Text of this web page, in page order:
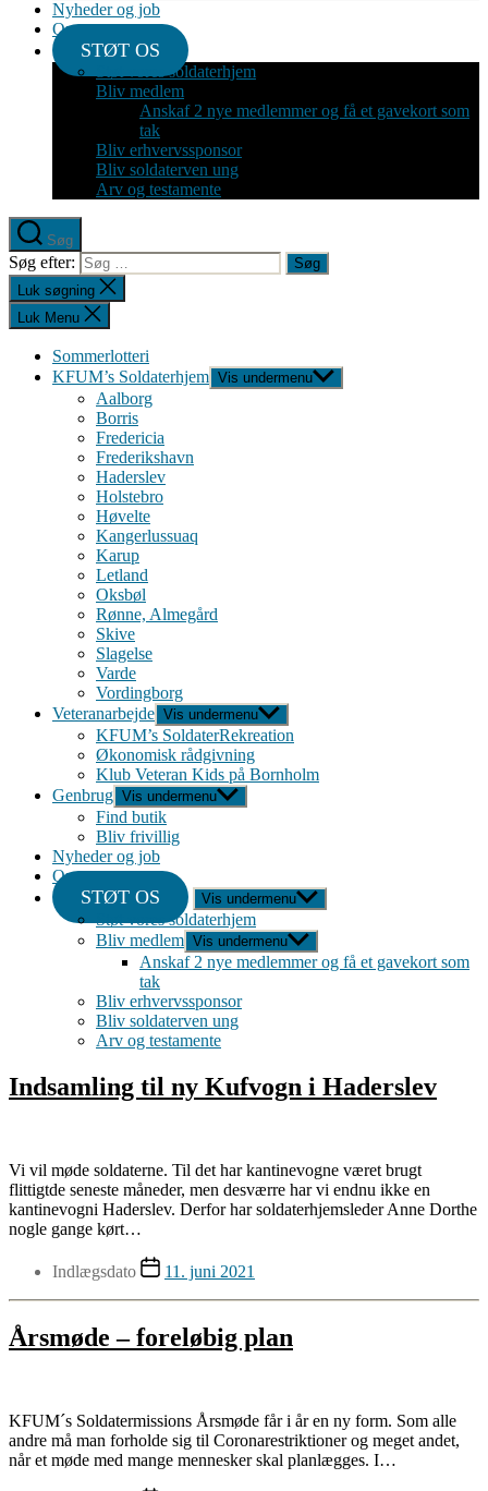
Nyheder og job
Om
STØT OS
Støt vores soldaterhjem
Bliv medlem
Anskaf 2 nye medlemmer og få et gavekort som
tak
Bliv erhvervssponsor
Bliv soldaterven ung
Arv og testamente
Søg
Søg efter:
Luk søgning
Luk Menu
Sommerlotteri
KFUM’s Soldaterhjem Vis undermenu
Aalborg
Borris
Fredericia
Frederikshavn
Haderslev
Holstebro
Høvelte
Kangerlussuaq
Karup
Letland
Oksbøl
Rønne, Almegård
Skive
Slagelse
Varde
Vordingborg
Veteranarbejde Vis undermenu
KFUM’s SoldaterRekreation
Økonomisk rådgivning
Klub Veteran Kids på Bornholm
Genbrug Vis undermenu
Find butik
Bliv frivillig
Nyheder og job
Om
STØT OS Vis undermenu
Støt vores soldaterhjem
Bliv medlem Vis undermenu
Anskaf 2 nye medlemmer og få et gavekort som
tak
Bliv erhvervssponsor
Bliv soldaterven ung
Arv og testamente
Indsamling til ny Kufvogn i Haderslev
Vi vil møde soldaterne. Til det har kantinevogne været brugt
flittigtde seneste måneder, men desværre har vi endnu ikke en
kantinevogni Haderslev. Derfor har soldaterhjemsleder Anne Dorthe
nogle gange kørt…
Indlægsdato 11. juni 2021
Årsmøde – foreløbig plan
KFUM´s Soldatermissions Årsmøde får i år en ny form. Som alle
andre må man forholde sig til Coronarestriktioner og meget andet,
når et møde med mange mennesker skal planlægges. I…